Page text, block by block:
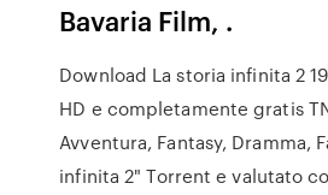
Bavaria Film, .
Download La storia infinita 2
HD e completamente gratis
Avventura, Fantasy, Dramma,
infinita 2" Torrent e valutato